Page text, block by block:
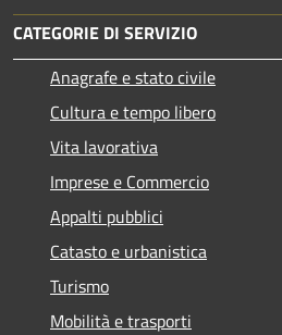
CATEGORIE DI SERVIZIO
Anagrafe e stato civile
Cultura e tempo libero
Vita lavorativa
Imprese e Commercio
Appalti pubblici
Catasto e urbanistica
Turismo
Mobilità e trasporti